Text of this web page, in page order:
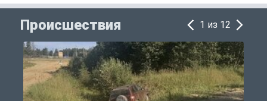
Происшествия 1 из 12